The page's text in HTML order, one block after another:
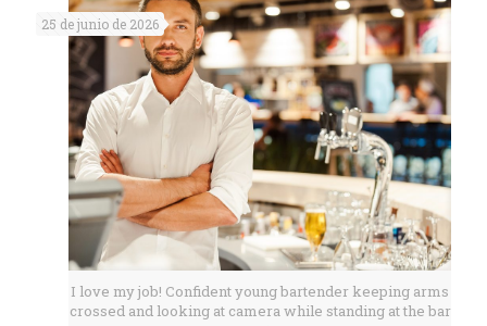
I love my job! Confident young bartender keeping arms
crossed and looking at camera while standing at the bar
25 de junio de 2026